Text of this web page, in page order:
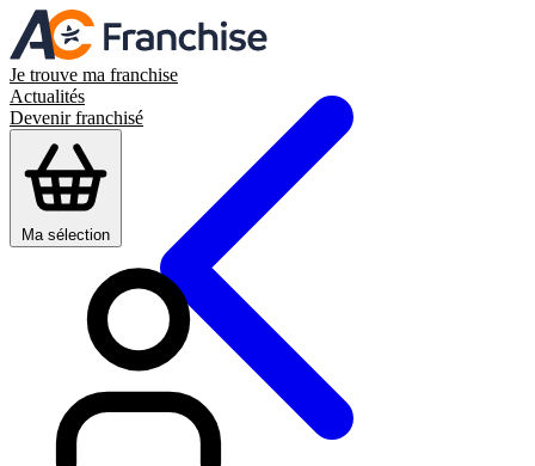
Je trouve ma franchise
Actualités
Devenir franchisé
Ma sélection